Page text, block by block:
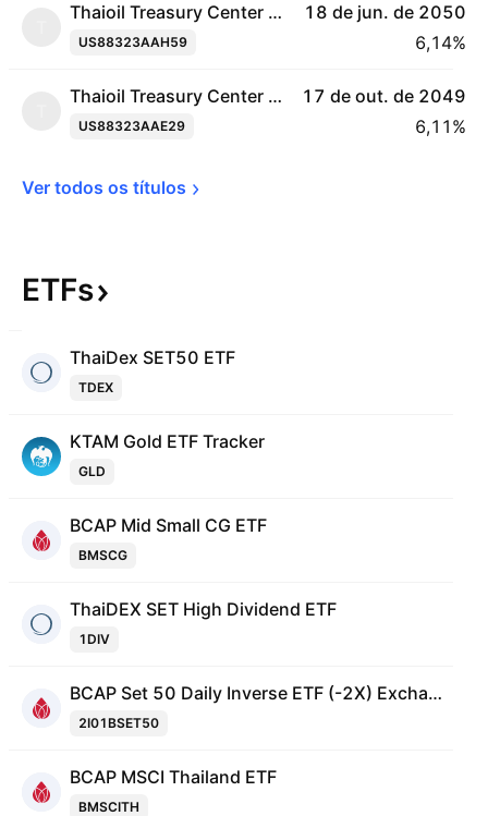
Thaioil Treasury Center Co. Ltd. 3.75% 18-JUN-2050
US88323AAH59 6,14%
18 de jun. de 2050
Thaioil Treasury Center Co. Ltd. 3.5% 17-OCT-2049
US88323AAE29 6,11%
17 de out. de 2049
Ver todos os títulos
ETFs
ThaiDex SET50 ETF
TDEX
KTAM Gold ETF Tracker
GLD
BCAP Mid Small CG ETF
BMSCG
ThaiDEX SET High Dividend ETF
1DIV
BCAP Set 50 Daily Inverse ETF (-2X) Exchange Traded Fund Units
2I01BSET50
BCAP MSCI Thailand ETF
BMSCITH